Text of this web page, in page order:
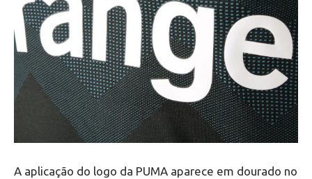
A aplicação do logo da PUMA aparece em dourado no